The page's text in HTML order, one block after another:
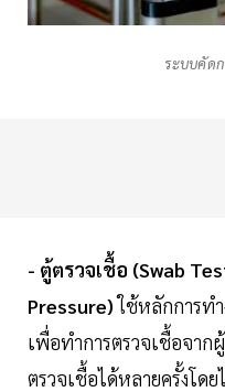
ระบบคัด
- ตู้ตรวจเชื้อ (Swab
Pressure)ใช้หลักการท
เพื่อทำการตรวจเชื้อจา
ตรวจเชื้อได้หลายครั้งโด